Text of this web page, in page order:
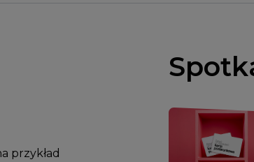
przykład